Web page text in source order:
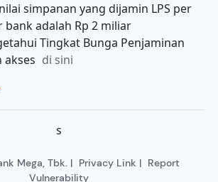
simpanan yang dijamin LPS per
bank adalah Rp 2 miliar
Tingkat Bunga Penjaminan
akses di sini
s
Mega, Tbk. | Privacy Link | Report
Vulnerability